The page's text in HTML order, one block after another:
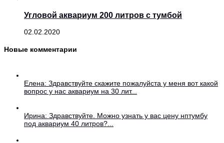
Угловой аквариум 200 литров с тумбой
02.02.2020
Новые комментарии
Елена: Здравствуйте скажите пожалуйста у меня вот какой
вопрос у нас аквариум на 30 лит...
Ирина: Здравствуйте. Можно узнать у вас цену нптумбу
под аквариум 40 литров?...